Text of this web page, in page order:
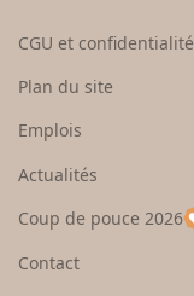
e
u
p
a
CGU et confidentialité
Plan du site
Emplois
Actualités
Coup de pouce 2026
Contact